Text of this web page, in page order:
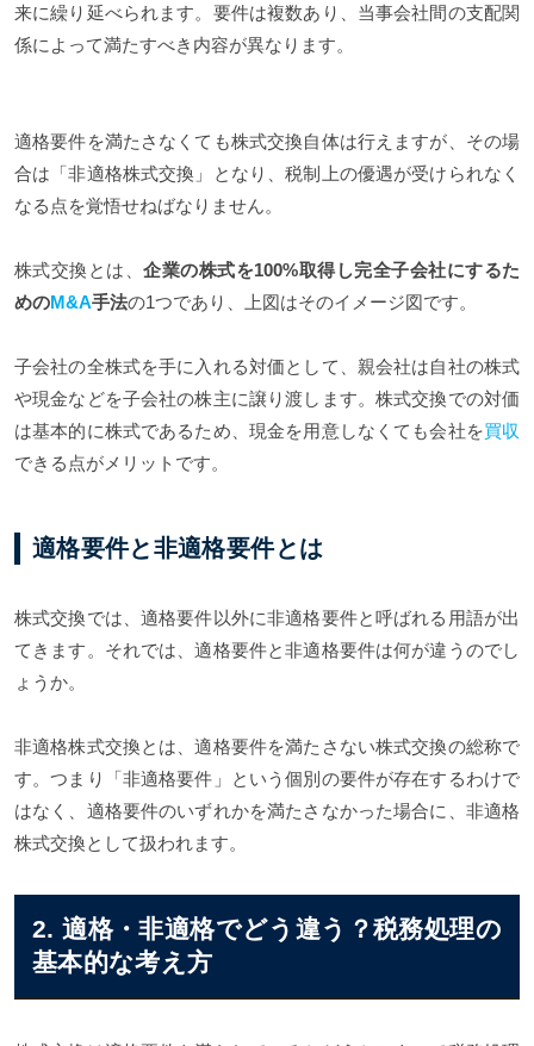
来に繰り延べられます。要件は複数あり、当事会社間の支配関
係によって満たすべき内容が異なります。
適格要件を満たさなくても株式交換自体は行えますが、その場
合は「非適格株式交換」となり、税制上の優遇が受けられなく
なる点を覚悟せねばなりません。
株式交換とは、企業の株式を100%取得し完全子会社にするた
めのM&A手法の1つであり、上図はそのイメージ図です。
子会社の全株式を手に入れる対価として、親会社は自社の株式
や現金などを子会社の株主に譲り渡します。株式交換での対価
は基本的に株式であるため、現金を用意しなくても会社を買収
できる点がメリットです。
適格要件と非適格要件とは
株式交換では、適格要件以外に非適格要件と呼ばれる用語が出
てきます。それでは、適格要件と非適格要件は何が違うのでし
ょうか。
非適格株式交換とは、適格要件を満たさない株式交換の総称で
す。つまり「非適格要件」という個別の要件が存在するわけで
はなく、適格要件のいずれかを満たさなかった場合に、非適格
株式交換として扱われます。
2. 適格・非適格でどう違う？税務処理の
基本的な考え方